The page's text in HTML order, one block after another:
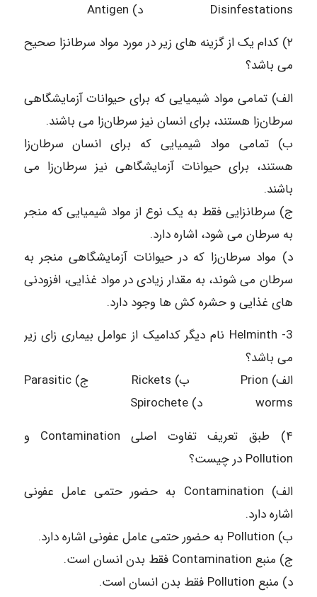
Disinfestations د) Antigen
۲) کدام یک از گزینه های زیر در مورد مواد سرطانزا صحیح
می باشد؟
الف) تمامی مواد شیمیایی که برای حیوانات آزمایشگاهی
سرطان‌زا هستند، برای انسان نیز سرطان‌زا می باشند.
ب) تمامی مواد شیمیایی که برای انسان سرطان‌زا
هستند، برای حیوانات آزمایشگاهی نیز سرطان‌زا می
باشند.
ج) سرطانزایی فقط به یک نوع از مواد شیمیایی که منجر
به سرطان می شود، اشاره دارد.
د) مواد سرطان‌زا که در حیوانات آزمایشگاهی منجر به
سرطان می شوند، به مقدار زیادی در مواد غذایی، افزودنی
های غذایی و حشره کش ها وجود دارد.
3- Helminth نام دیگر کدامیک از عوامل بیماری زای زیر
می باشد؟
الف) Prion ب) Rickets ج) Parasitic
worms د) Spirochete
۴) طبق تعریف تفاوت اصلی Contamination و
Pollution در چیست؟
الف) Contamination به حضور حتمی عامل عفونی
اشاره دارد.
ب) Pollution به حضور حتمی عامل عفونی اشاره دارد.
ج) منبع Contamination فقط بدن انسان است.
د) منبع Pollution فقط بدن انسان است.